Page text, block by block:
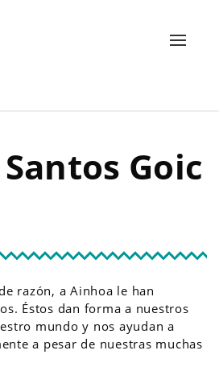
Santos Goic
razón, a Ainhoa le han
Éstos dan forma a nuestros
mundo y nos ayudan a
a pesar de nuestras muchas